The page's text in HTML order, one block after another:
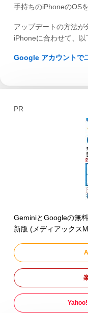
手持ちのiPhoneのOS
アップデートの方法
iPhoneに合わせて、以
Google アカウントで
PR
GeminiとGoogleの無
新版 (メディアックス